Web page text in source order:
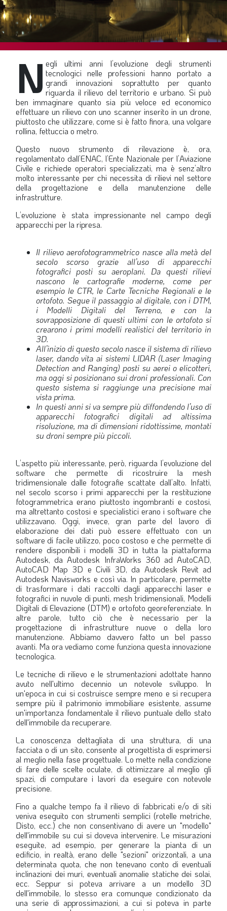
SOMMARIO
EDITORIALE
PREVIDENZA
FOCUS
PROFESSIONE
TERZA PAGINA
LE FOTO DEL FIL ROUGE
IN QUESTO NUMERO
SCENARIO ECONOMICO
SPAZIO APERTO
GOVERNANCE
ASSOCIAZIONI
SPECIALE
CAMBIA NUMERO expand_more
N egli ultimi anni l’evoluzione degli strumenti
tecnologici nelle professioni hanno portato a
grandi innovazioni soprattutto per quanto
riguarda il rilievo del territorio e urbano. Si può
ben immaginare quanto sia più veloce ed economico
effettuare un rilievo con uno scanner inserito in un drone,
piuttosto che utilizzare, come si è fatto finora, una volgare
rollina, fettuccia o metro.
Questo nuovo strumento di rilevazione è, ora,
regolamentato dall’ENAC, l’Ente Nazionale per l’Aviazione
Civile e richiede operatori specializzati, ma è senz’altro
molto interessante per chi necessita di rilievi nel settore
della progettazione e della manutenzione delle
infrastrutture.
L’evoluzione è stata impressionante nel campo degli
apparecchi per la ripresa.
Il rilievo aerofotogrammetrico nasce alla metà del
secolo scorso grazie all’uso di apparecchi
fotografici posti su aeroplani. Da questi rilievi
nascono le cartografie moderne, come per
esempio le CTR, le Carte Tecniche Regionali e le
ortofoto. Segue il passaggio al digitale, con i DTM,
i Modelli Digitali del Terreno, e con la
sovrapposizione di questi ultimi con le ortofoto si
crearono i primi modelli realistici del territorio in
3D.
All’inizio di questo secolo nasce il sistema di rilievo
laser, dando vita ai sistemi LIDAR (Laser Imaging
Detection and Ranging) posti su aerei o elicotteri,
ma oggi si posizionano sui droni professionali. Con
questo sistema si raggiunge una precisione mai
vista prima.
In questi anni si va sempre più diffondendo l’uso di
apparecchi fotografici digitali ad altissima
risoluzione, ma di dimensioni ridottissime, montati
su droni sempre più piccoli.
L’aspetto più interessante, però, riguarda l’evoluzione del
software che permette di ricostruire la mesh
tridimensionale dalle fotografie scattate dall’alto. Infatti,
nel secolo scorso i primi apparecchi per la restituzione
fotogrammetrica erano piuttosto ingombranti e costosi,
ma altrettanto costosi e specialistici erano i software che
utilizzavano. Oggi, invece, gran parte del lavoro di
elaborazione dei dati può essere effettuato con un
software di facile utilizzo, poco costoso e che permette di
rendere disponibili i modelli 3D in tutta la piattaforma
Autodesk, da Autodesk InfraWorks 360 ad AutoCAD,
AutoCAD Map 3D e Civili 3D, da Autodesk Revit ad
Autodesk Navisworks e così via. In particolare, permette
di trasformare i dati raccolti dagli apparecchi laser e
fotografici in nuvole di punti, mesh tridimensionali, Modelli
Digitali di Elevazione (DTM) e ortofoto georeferenziate. In
altre parole, tutto ciò che è necessario per la
progettazione di infrastrutture nuove o della loro
manutenzione. Abbiamo davvero fatto un bel passo
avanti. Ma ora vediamo come funziona questa innovazione
tecnologica.
Le tecniche di rilievo e le strumentazioni adottate hanno
avuto nell'ultimo decennio un notevole sviluppo. In
un'epoca in cui si costruisce sempre meno e si recupera
sempre più il patrimonio immobiliare esistente, assume
un'importanza fondamentale il rilievo puntuale dello stato
dell'immobile da recuperare.
La conoscenza dettagliata di una struttura, di una
facciata o di un sito, consente al progettista di esprimersi
al meglio nella fase progettuale. Lo mette nella condizione
di fare delle scelte oculate, di ottimizzare al meglio gli
spazi, di computare i lavori da eseguire con notevole
precisione.
Fino a qualche tempo fa il rilievo di fabbricati e/o di siti
veniva eseguito con strumenti semplici (rotelle metriche,
Disto, ecc.) che non consentivano di avere un "modello"
dell'immobile su cui si doveva intervenire. Le misurazioni
eseguite, ad esempio, per generare la pianta di un
edificio, in realtà, erano delle "sezioni" orizzontali, a una
determinata quota, che non tenevano conto di eventuali
inclinazioni dei muri, eventuali anomalie statiche dei solai,
ecc. Seppur si poteva arrivare a un modello 3D
dell'immobile, lo stesso era comunque condizionato da
una serie di approssimazioni, a cui si poteva in parte